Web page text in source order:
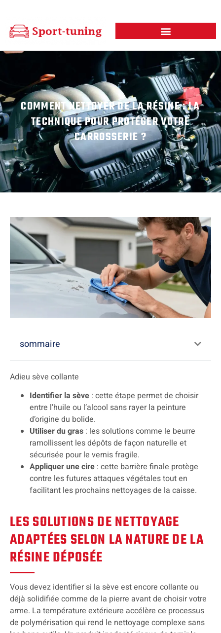
COMMENT NETTOYER DE LA RÉSINE : LA
TECHNIQUE POUR PROTÉGER VOTRE
CARROSSERIE ?
sommaire
Adieu sève collante
Identifier la sève : cette étape permet de choisir
entre l’huile ou l’alcool sans rayer la peinture
d’origine du bolide.
Utiliser du gras : les solutions comme le beurre
ramollissent les dépôts de façon naturelle et
sécurisée pour le vernis fragile.
Appliquer une cire : cette barrière finale protège
contre les futures attaques végétales tout en
facilitant les prochains nettoyages de la caisse.
LES SOLUTIONS DE NETTOYAGE
ADAPTÉES SELON LA NATURE DE LA
RÉSINE DÉPOSÉE
Vous devez identifier si la sève est encore collante ou
déjà solidifiée comme de la pierre avant de choisir votre
arme. La température extérieure accélère ce processus
de polymérisation qui rend le nettoyage complexe sans